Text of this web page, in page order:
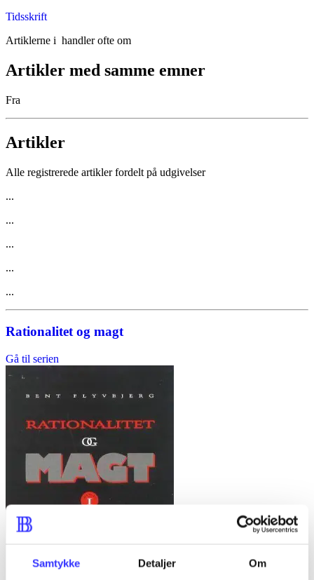
Samtykke Detaljer Om
Tidsskrift
Artiklerne i handler ofte om
Artikler med samme emner
Fra
Artikler
Alle registrerede artikler fordelt på udgivelser
...
...
...
...
...
Rationalitet og magt
Gå til serien